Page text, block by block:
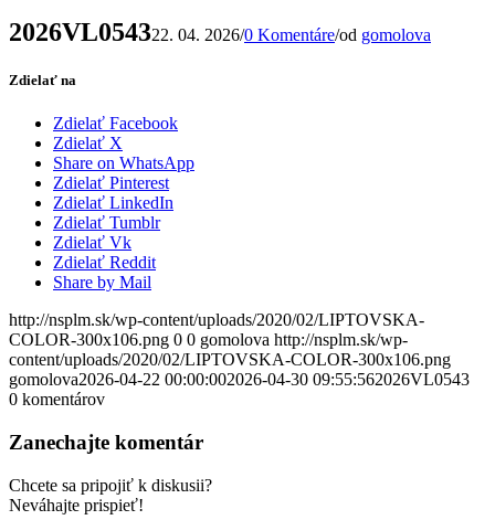
2026VL054322. 04. 2026/0 Komentáre/od gomolova
Zdielať na
Zdielať Facebook
Zdielať X
Share on WhatsApp
Zdielať Pinterest
Zdielať LinkedIn
Zdielať Tumblr
Zdielať Vk
Zdielať Reddit
Share by Mail
http://nsplm.sk/wp-content/uploads/2020/02/LIPTOVSKA-
COLOR-300x106.png 0 0 gomolova http://nsplm.sk/wp-
content/uploads/2020/02/LIPTOVSKA-COLOR-300x106.png
gomolova2026-04-22 00:00:002026-04-30 09:55:562026VL0543
0 komentárov
Zanechajte komentár
Chcete sa pripojiť k diskusii?
Neváhajte prispieť!